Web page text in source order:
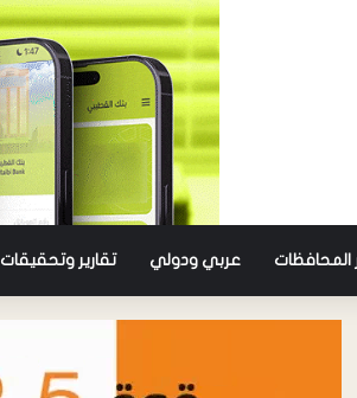
المحافظات عربي ودولي تقارير وتحقيقات